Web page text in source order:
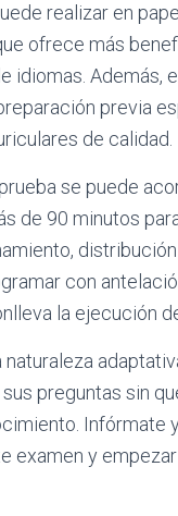
realizar en
ofrece más
idiomas. Además,
previa
de calidad.
se puede
de 90 minutos
con
la ejecución
preguntas sin
Infórmate
examen y